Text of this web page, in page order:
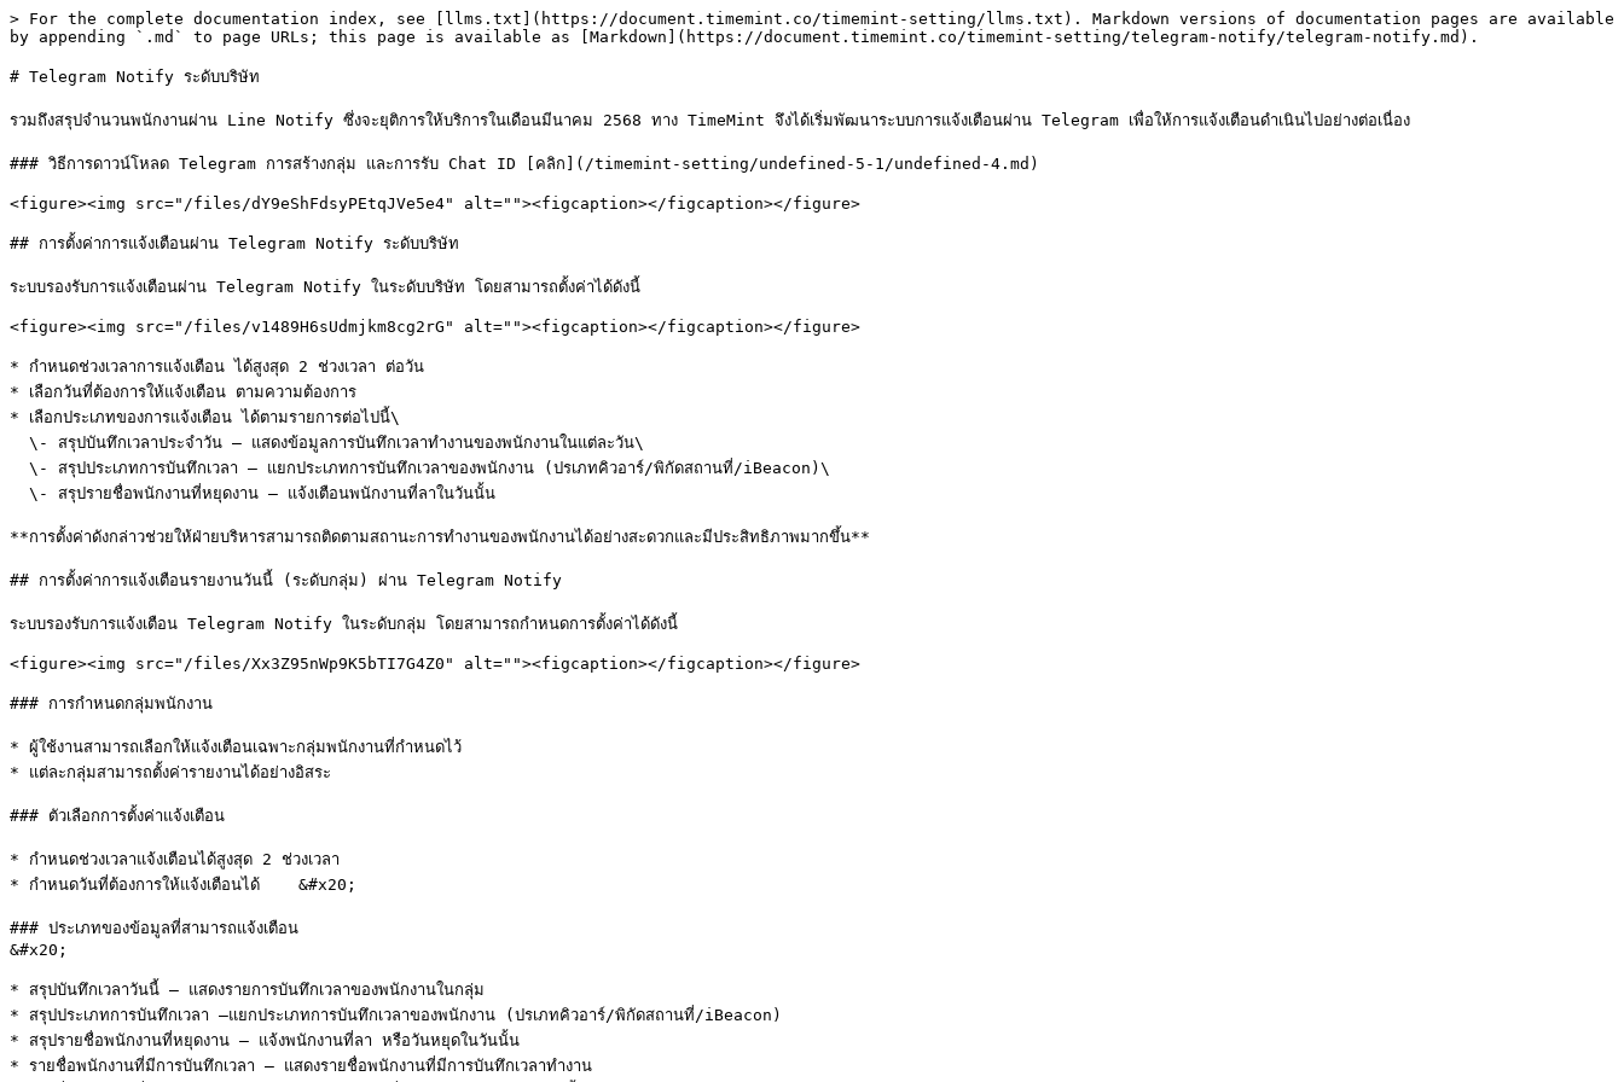
> For the complete documentation index, see [llms.txt](https://document.timemint.co/timemint-setting/llms.txt). Markdown versions of documentation pages are available
by appending `.md` to page URLs; this page is available as [Markdown](https://document.timemint.co/timemint-setting/telegram-notify/telegram-notify.md).
# Telegram Notify ระดับบริษัท
รวมถึงสรุปจำนวนพนักงานผ่าน Line Notify ซึ่งจะยุติการให้บริการในเดือนมีนาคม 2568 ทาง TimeMint จึงได้เริ่มพัฒนาระบบการแจ้งเตือนผ่าน Telegram เพื่อให้การแจ้งเตือนดำเนินไปอย่างต่อเนื่อง
### วิธีการดาวน์โหลด Telegram การสร้างกลุ่ม และการรับ Chat ID [คลิก](/timemint-setting/undefined-5-1/undefined-4.md)
<figure><img src="/files/dY9eShFdsyPEtqJVe5e4" alt=""><figcaption></figcaption></figure>
## การตั้งค่าการแจ้งเตือนผ่าน Telegram Notify ระดับบริษัท
ระบบรองรับการแจ้งเตือนผ่าน Telegram Notify ในระดับบริษัท โดยสามารถตั้งค่าได้ดังนี้
<figure><img src="/files/v1489H6sUdmjkm8cg2rG" alt=""><figcaption></figcaption></figure>
* กำหนดช่วงเวลาการแจ้งเตือน ได้สูงสุด 2 ช่วงเวลา ต่อวัน
* เลือกวันที่ต้องการให้แจ้งเตือน ตามความต้องการ
* เลือกประเภทของการแจ้งเตือน ได้ตามรายการต่อไปนี้\
**การตั้งค่าดังกล่าวช่วยให้ฝ่ายบริหารสามารถติดตามสถานะการทำงานของพนักงานได้อย่างสะดวกและมีประสิทธิภาพมากขึ้น**
## การตั้งค่าการแจ้งเตือนรายงานวันนี้ (ระดับกลุ่ม) ผ่าน Telegram Notify
ระบบรองรับการแจ้งเตือน Telegram Notify ในระดับกลุ่ม โดยสามารถกำหนดการตั้งค่าได้ดังนี้
<figure><img src="/files/Xx3Z95nWp9K5bTI7G4Z0" alt=""><figcaption></figcaption></figure>
### การกำหนดกลุ่มพนักงาน
* ผู้ใช้งานสามารถเลือกให้แจ้งเตือนเฉพาะกลุ่มพนักงานที่กำหนดไว้
* แต่ละกลุ่มสามารถตั้งค่ารายงานได้อย่างอิสระ
### ตัวเลือกการตั้งค่าแจ้งเตือน
* กำหนดช่วงเวลาแจ้งเตือนได้สูงสุด 2 ช่วงเวลา
* กำหนดวันที่ต้องการให้แจ้งเตือนได้    &#x20;
### ประเภทของข้อมูลที่สามารถแจ้งเตือน
&#x20;
* สรุปบันทึกเวลาวันนี้ – แสดงรายการบันทึกเวลาของพนักงานในกลุ่ม
* สรุปประเภทการบันทึกเวลา –แยกประเภทการบันทึกเวลาของพนักงาน (ปรเภทคิวอาร์/พิกัดสถานที่/iBeacon)
* สรุปรายชื่อพนักงานที่หยุดงาน – แจ้งพนักงานที่ลา หรือวันหยุดในวันนั้น
* รายชื่อพนักงานที่มีการบันทึกเวลา – แสดงรายชื่อพนักงานที่มีการบันทึกเวลาทำงาน